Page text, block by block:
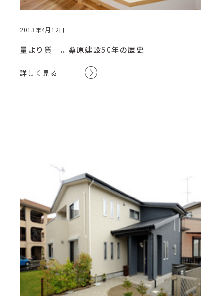
2013年4月12日
量より質―。桑原建設50年の歴史
詳しく見る